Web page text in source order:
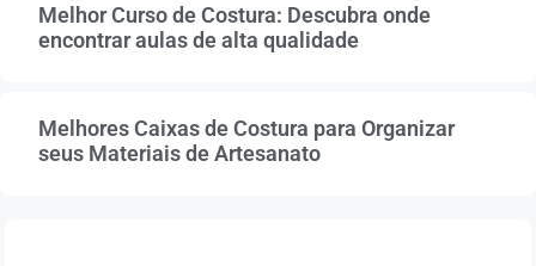
Melhor Curso de Costura: Descubra onde
encontrar aulas de alta qualidade
Melhores Caixas de Costura para Organizar
seus Materiais de Artesanato